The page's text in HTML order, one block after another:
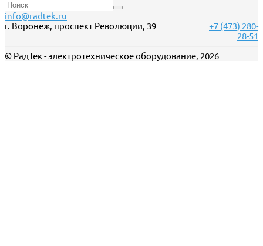
info@radtek.ru
г. Воронеж, проспект Революции, 39
+7 (473) 280-
28-51
© РадТек - электротехническое оборудование, 2026